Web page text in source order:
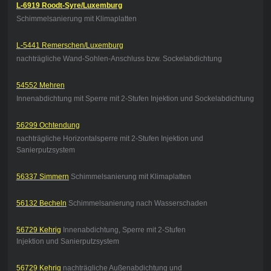
L-6919 Roodt-Syre/Luxemburg
Schimmelsanierung mit Klimaplatten
L-5441 Remerschen/Luxemburg
nachträgliche Wand-Sohlen-Anschluss bzw. Sockelabdichtung
54552 Mehren
Innenabdichtung mit Sperre mit 2-Stufen Injektion und Sockelabdichtung
56299 Ochtendung
nachträgliche Horizontalsperre mit 2-Stufen Injektion und
Sanierputzsystem
56337 Simmern Schimmelsanierung mit Klimaplatten
56132 Becheln Schimmelsanierung nach Wasserschaden
56729 Kehrig Innenabdichtung, Sperre mit 2-Stufen
Injektion und Sanierputzsystem
56729 Kehrig nachträgliche Außenabdichtung und